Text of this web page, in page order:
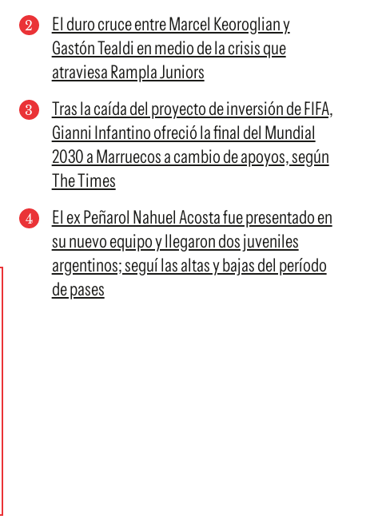
El duro cruce entre Marcel Keoroglian y
Gastón Tealdi en medio de la crisis que
atraviesa Rampla Juniors
Tras la caída del proyecto de inversión de FIFA,
Gianni Infantino ofreció la final del Mundial
2030 a Marruecos a cambio de apoyos, según
The Times
El ex Peñarol Nahuel Acosta fue presentado en
su nuevo equipo y llegaron dos juveniles
argentinos; seguí las altas y bajas del período
de pases